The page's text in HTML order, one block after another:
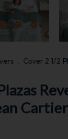
. Cover 2 1/2
Cartier